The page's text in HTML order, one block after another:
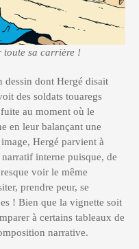
toute sa carrière !
dessin dont Hergé disait
des soldats touaregs
au moment où le
en leur balançant une
Hergé parvient à
interne puisque, de
voir le même
prendre peur, se
! Bien que la vignette soit
à certains tableaux de
narrative.